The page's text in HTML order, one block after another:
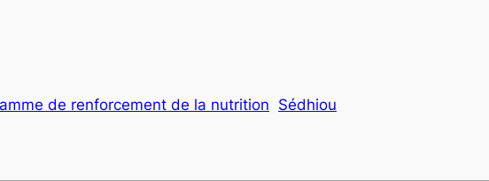
de renforcement de la nutrition Sédhiou